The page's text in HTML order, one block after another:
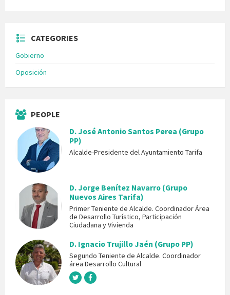
CATEGORIES
Gobierno
Oposición
PEOPLE
D. José Antonio Santos Perea (Grupo
PP)
Alcalde-Presidente del Ayuntamiento Tarifa
D. Jorge Benítez Navarro (Grupo
Nuevos Aires Tarifa)
Primer Teniente de Alcalde. Coordinador Área
de Desarrollo Turístico, Participación
Ciudadana y Vivienda
D. Ignacio Trujillo Jaén (Grupo PP)
Segundo Teniente de Alcalde. Coordinador
área Desarrollo Cultural